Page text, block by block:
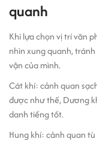
quanh
Khi lựa chọn vị trí văn
nhìn xung quanh,
vận của mình.
Cát khí: cảnh quan
được như thế, Dương
danh tiếng tốt.
Hung khí: cảnh quan